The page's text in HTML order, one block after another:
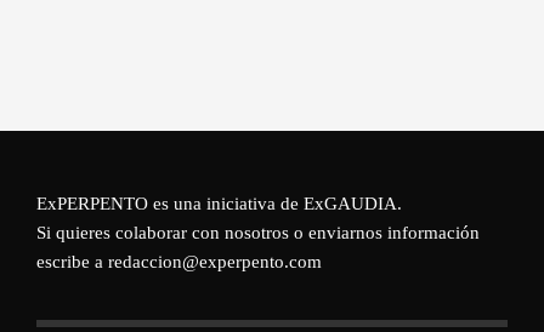
ExPERPENTO es una iniciativa de ExGAUDIA.
Si quieres colaborar con nosotros o enviarnos información
escribe a redaccion@experpento.com